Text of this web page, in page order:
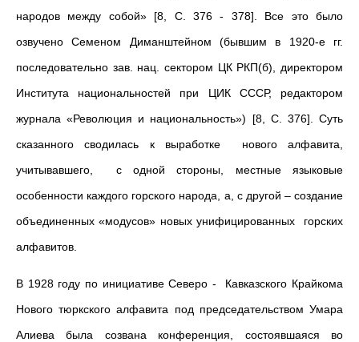
народов между собой» [8, С. 376 - 378]. Все это было
озвучено Семеном Диманштейном (бывшим в 1920-е гг.
последовательно зав. нац. сектором ЦК РКП(б), директором
Института национальностей при ЦИК СССР, редактором
журнала «Революция и национальность») [8, С. 376]. Суть
сказанного сводилась к выработке нового алфавита,
учитывавшего, с одной стороны, местные языковые
особенности каждого горского народа, а, с другой – создание
объединенных «модусов» новых унифицированных горских
алфавитов.
В 1928 году по инициативе Северо - Кавказского Крайкома
Нового тюркского алфавита под председательством Умара
Алиева была созвана конференция, состояв­шаяся во